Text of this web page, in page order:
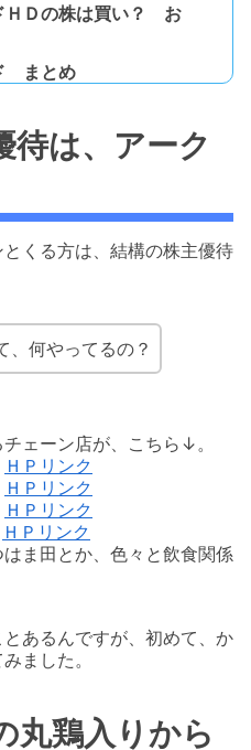
ＨＤの株は買い？ お
まとめ
待は、アーク
くる方は、結構の株主優待
、何やってるの？
ェーン店が、こちら↓。
ＨＰリンク
ＨＰリンク
ＨＰリンク
ＨＰリンク
ま田とか、色々と飲食関係
とあるんですが、初めて、か
ました。
丸鶏入りから